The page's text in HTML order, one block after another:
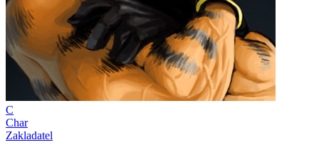
C
Char
Zakladatel